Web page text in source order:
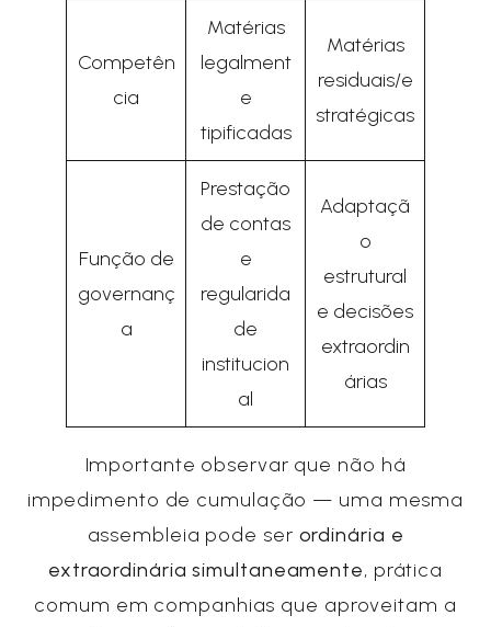
Competên
cia
Matérias
legalment
e
tipificadas
Matérias
residuais/e
stratégicas
Função de
governanç
a
Prestação
de contas
e
regularida
de
institucion
al
Adaptaçã
o
estrutural
e decisões
extraordin
árias
Importante observar que não há
impedimento de cumulação — uma mesma
assembleia pode ser ordinária e
extraordinária simultaneamente, prática
comum em companhias que aproveitam a